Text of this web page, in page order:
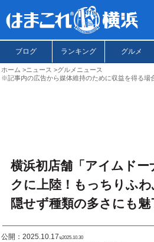
ブログ ランキング グルメ
ホーム ニュース
グルメニュース
※記事内の広告から媒体維持のために収益を得る場
横浜初店舗「アイムドー
クに上陸！もっちりふ
隠せず種類の多さにも魅
公開：2025.10.17ಇ2025.10.30